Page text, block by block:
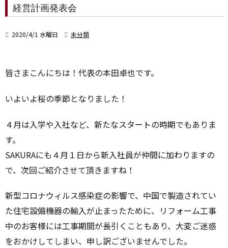
経営計画発表会
 2020/4/1 水曜日  未分類
皆さまこんにちは！代表の本田卓也です。
いよいよ桜の季節となりました！
４月は入学や入社など、新たなスタートの時期でもありま
す。
SAKURAにも４月１日から新入社員が仲間に加わりますの
で、次回ご紹介させて頂きますね！
新型コロナウィルス感染症の影響で、中国で製造されてい
た住宅設備機器の輸入が止まったために、リフォーム工事
中のお客様には工事期間が長引くこともあり、大変ご迷惑
をおかけしてしまい、申し訳ございませんでした。